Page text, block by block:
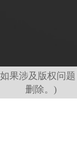
果涉及版权问
删除。)